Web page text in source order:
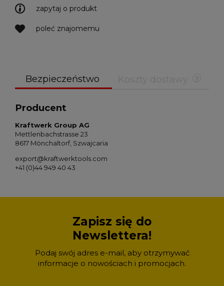
zapytaj o produkt
poleć znajomemu
Bezpieczeństwo
Producent
Kraftwerk Group AG
Mettlenbachstrasse 23
8617 Mönchaltorf, Szwajcaria
export@kraftwerktools.com
+41 (0)44 949 40 43
Zapisz się do
Newslettera!
Podaj swój adres e-mail, aby otrzymywać
informacje o nowościach i promocjach.